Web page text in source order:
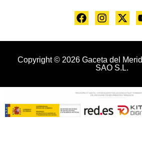
Copyright © 2026 Gaceta del
SAO S.L.